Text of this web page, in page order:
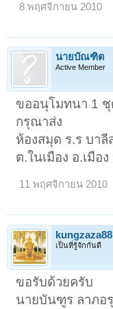
8 พฤศจิกายน 2010
นายบัณฑิต
Active Member
ขออนุโมทนา 1
กรุณาส่ง
ห้องสมุด ร.ร บาลี
ต.ในเมือง อ.เมือ
11 พฤศจิกายน 2010
kungzaza88
เป็นที่รู้จักกันดี
ขอรับด้วยครับ
นายบันฑูร ลาภอ